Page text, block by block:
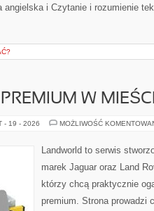
angielska i Czytanie i rozumienie
W
- 19 - 2026 MOŻLIWOŚĆ
Landworld to serwis
marek Jaguar oraz Land
którzy chcą praktycznie
premium. Strona prowadzi